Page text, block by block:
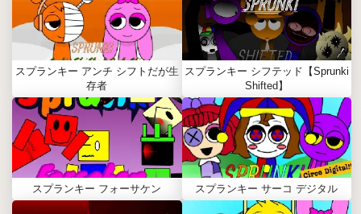
スプランキー アンチ シフトだが生
存者
スプランキー シフテッド【Sprunki
Shifted】
スプランキー フォーサケン スプランキー サーコ デジタル